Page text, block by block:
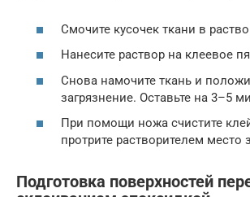
Смочите кусочек ткани в
Нанесите раствор на клеевое
Снова намочите ткань и
загрязнение. Оставьте на 3–5
При помощи ножа счистите
протрите растворителем место
Подготовка поверхностей